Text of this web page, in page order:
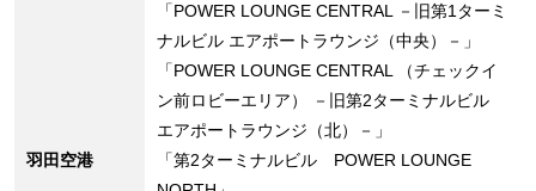
羽田空港
「POWER LOUNGE CENTRAL －旧第1ターミ
ナルビル エアポートラウンジ（中央）－」
「POWER LOUNGE CENTRAL （チェックイ
ン前ロビーエリア） －旧第2ターミナルビル
エアポートラウンジ（北）－」
「第2ターミナルビル POWER LOUNGE